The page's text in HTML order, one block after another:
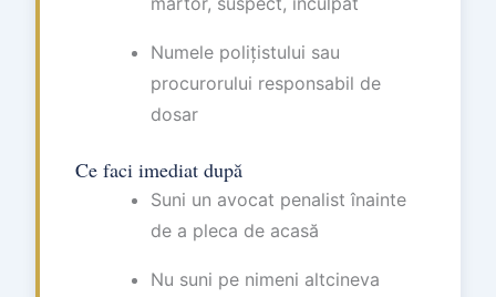
Numele polițistului sau
procurorului responsabil de
dosar
Ce faci imediat după
Suni un avocat penalist înainte
de a pleca de acasă
Nu suni pe nimeni altcineva